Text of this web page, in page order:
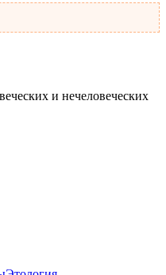
и нечеловеческих